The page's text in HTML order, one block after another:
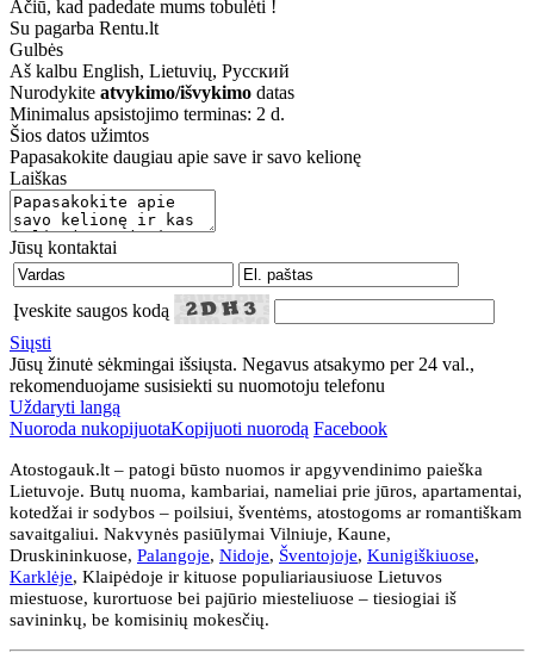
Ačiū, kad padedate mums tobulėti !
Su pagarba Rentu.lt
Gulbės
Aš kalbu English, Lietuvių, Русский
Nurodykite atvykimo/išvykimo datas
Minimalus apsistojimo terminas: 2 d.
Šios datos užimtos
Papasakokite daugiau apie save ir savo kelionę
Laiškas
Jūsų kontaktai
Įveskite saugos kodą
Siųsti
Jūsų žinutė sėkmingai išsiųsta. Negavus atsakymo per 24 val.,
rekomenduojame susisiekti su nuomotoju telefonu
Uždaryti langą
Nuoroda nukopijuotaKopijuoti nuorodą Facebook
Atostogauk.lt – patogi būsto nuomos ir apgyvendinimo paieška
Lietuvoje. Butų nuoma, kambariai, nameliai prie jūros, apartamentai,
kotedžai ir sodybos – poilsiui, šventėms, atostogoms ar romantiškam
savaitgaliui. Nakvynės pasiūlymai Vilniuje, Kaune,
Druskininkuose, Palangoje, Nidoje, Šventojoje, Kunigiškiuose,
Karklėje, Klaipėdoje ir kituose populiariausiuose Lietuvos
miestuose, kurortuose bei pajūrio miesteliuose – tiesiogiai iš
savininkų, be komisinių mokesčių.